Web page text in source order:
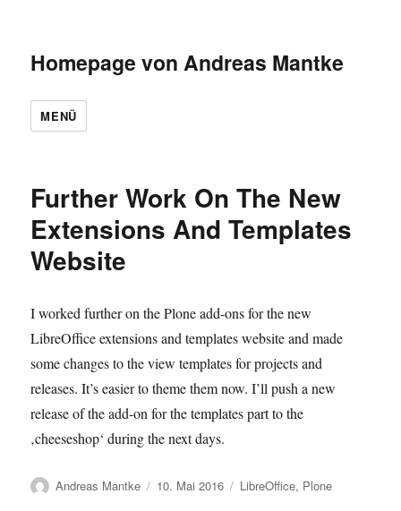
Homepage von Andreas Mantke
MENÜ
Further Work On The New
Extensions And Templates
Website
I worked further on the Plone add-ons for the new
LibreOffice extensions and templates website and made
some changes to the view templates for projects and
releases. It’s easier to theme them now. I’ll push a new
release of the add-on for the templates part to the
‚cheeseshop‘ during the next days.
Autor
Andreas Mantke
Veröffentlicht
10. Mai 2016 Kategorien
LibreOffice, Plone